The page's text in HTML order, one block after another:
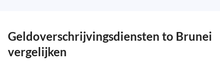
Geldoverschrijvingsdiensten to Brunei
vergelijken